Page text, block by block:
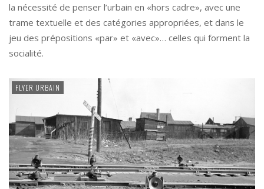
la nécessité de penser l’urbain en «hors cadre», avec une
trame textuelle et des catégories appropriées, et dans le
jeu des prépositions «par» et «avec»… celles qui forment la
socialité.
FLYER URBAIN